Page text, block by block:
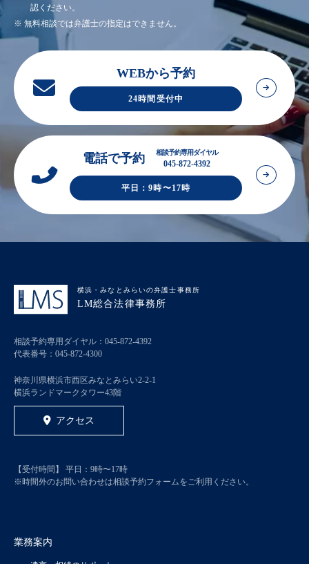
認ください。
※ 無料相談では弁護士の指定はできません。
WEBから予約
24時間受付中
電話で予約 相談予約専用ダイヤル
045-872-4392
平日：9時〜17時
横浜・みなとみらいの弁護士事務所
LM総合法律事務所
相談予約専用ダイヤル： 045-872-4392
代表番号： 045-872-4300
神奈川県横浜市西区みなとみらい2-2-1
横浜ランドマークタワー43階
アクセス
【受付時間】 平日：9時〜17時
※時間外のお問い合わせは相談予約フォームをご利用ください。
業務案内